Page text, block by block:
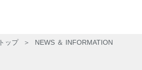
トップ NEWS ＆ INFORMATION